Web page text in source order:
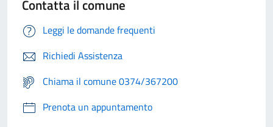
Contatta il comune
Leggi le domande frequenti
Richiedi Assistenza
Chiama il comune 0374/367200
Prenota un appuntamento